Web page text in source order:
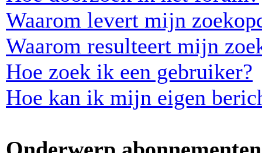
Waarom levert mijn
Waarom resulteert mijn
Hoe zoek ik een gebruiker?
Hoe kan ik mijn eigen